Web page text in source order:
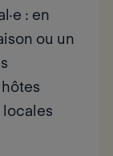
: en
ou un